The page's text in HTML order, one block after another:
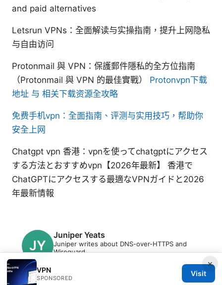
and paid alternatives
Letsrun VPNs：全面解读与实操指南，提升上网隐私
与自由访问
Protonmail 與 VPN：保護郵件隱私的全方位指南
（Protonmail 與 VPN 的最佳實戰） Protonvpn下载
地址 与 相关下载资源全攻略
免费手机vpn：全面指南、评测与实用技巧，帮助你
安全上网
Chatgpt vpn 香港：vpnを使ってchatgptにアクセス
する方法とおすすめvpn【2026年最新】 香港で
ChatGPTにアクセスする最適なVPNガイドと2026
年最新情報
Juniper Yeats
Juniper writes about DNS-over-HTTPS and
Wireguard.
×
VPN
SPONSORED
Visit